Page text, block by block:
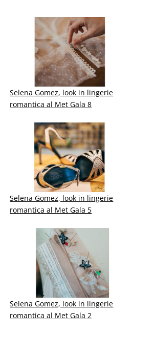
Selena Gomez, look in lingerie
romantica al Met Gala 8
Selena Gomez, look in lingerie
romantica al Met Gala 5
Selena Gomez, look in lingerie
romantica al Met Gala 2